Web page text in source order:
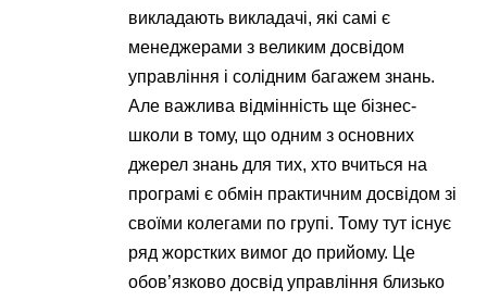
викладають викладачі, які самі є
менеджерами з великим досвідом
управління і солідним багажем знань.
Але важлива відмінність ще бізнес-
школи в тому, що одним з основних
джерел знань для тих, хто вчиться на
програмі є обмін практичним досвідом зі
своїми колегами по групі. Тому тут існує
ряд жорстких вимог до прийому. Це
обов’язково досвід управління близько